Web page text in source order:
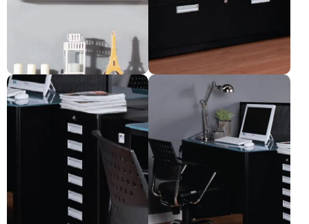
နံရံကပ်ဗီရိုငယ်။
Pre-order only
အံဆွဲ (၂)ခုပါသော ဖိုင်ထည့်ရန်
Pre-order only